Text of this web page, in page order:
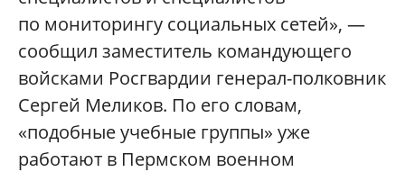
по мониторингу социальных сетей», —
сообщил заместитель командующего
войсками Росгвардии генерал-полковник
Сергей Меликов. По его словам,
«подобные учебные группы» уже
работают в Пермском военном